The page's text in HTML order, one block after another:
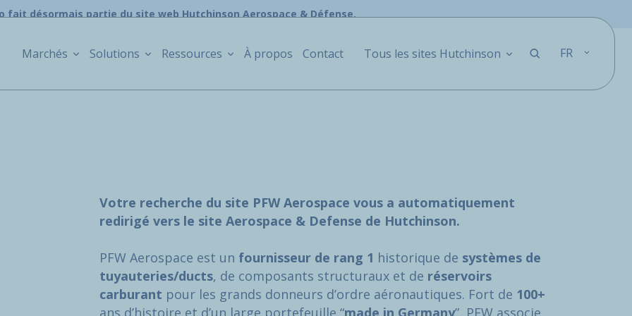
fait désormais partie du site web Hutchinson Aerospace & Défense.
Marchés Solutions Ressources À propos Contact Tous les sites Hutchinson FR
Votre recherche du site PFW Aerospace vous a automatiquement
redirigé vers le site Aerospace & Defense de Hutchinson.
PFW Aerospace est un fournisseur de rang 1 historique de systèmes de
tuyauteries/ducts, de composants structuraux et de réservoirs
carburant pour les grands donneurs d’ordre aéronautiques. Fort de 100+
ans d’histoire et d’un large portefeuille “made in Germany”, PFW associe